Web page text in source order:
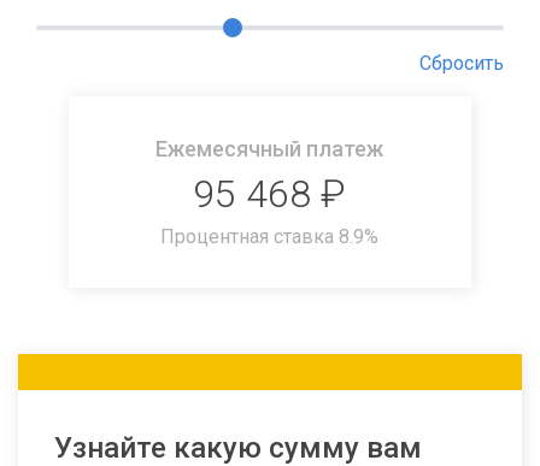
Сбросить
Ежемесячный платеж
95 468 ₽
Процентная ставка 8.9%
Узнайте какую сумму вам